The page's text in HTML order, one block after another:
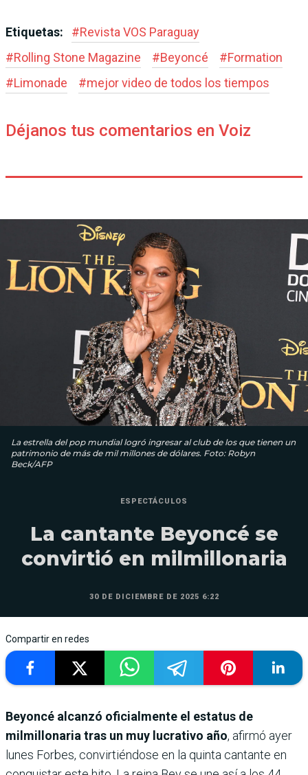
Etiquetas: #Revista VOS Paraguay
#Rolling Stone Magazine #Beyoncé #Formation
#Limonade #mejor video de todos los tiempos
Déjanos tus comentarios en Voiz
La estrella del pop mundial logró ingresar al club de los que tienen un
patrimonio de más de mil millones de dólares. Foto: Robyn
Beck/AFP
ESPECTÁCULOS
La cantante Beyoncé se
convirtió en milmillonaria
30 DE DICIEMBRE DE 2025 6:22
Compartir en redes
Beyoncé alcanzó oficialmente el estatus de
milmillonaria tras un muy lucrativo año, afirmó ayer
lunes Forbes, convirtiéndose en la quinta cantante en